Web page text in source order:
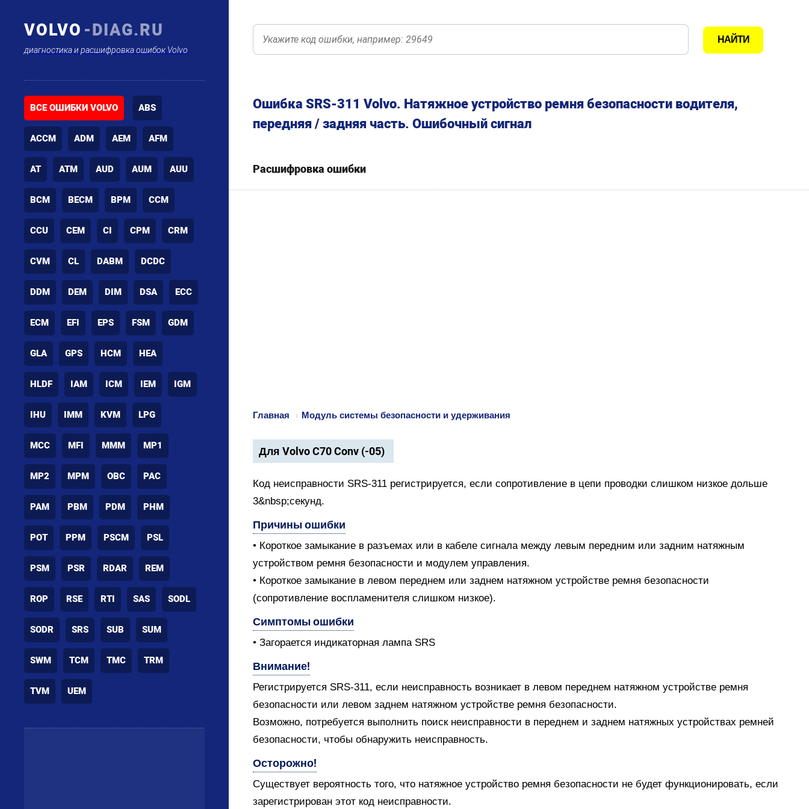
VOLVO -DIAG.RU
диагностика и расшифровка ошибок Volvo
ВСЕ ОШИБКИ VOLVO ABS
ACCM ADM AEM AFM
AT ATM AUD AUM AUU
BCM BECM BPM CCM
CCU CEM CI CPM CRM
CVM CL DABM DCDC
DDM DEM DIM DSA ECC
ECM EFI EPS FSM GDM
GLA GPS HCM HEA
HLDF IAM ICM IEM IGM
IHU IMM KVM LPG
MCC MFI MMM MP1
MP2 MPM OBC PAC
PAM PBM PDM PHM
POT PPM PSCM PSL
PSM PSR RDAR REM
ROP RSE RTI SAS SODL
SODR SRS SUB SUM
SWM TCM TMC TRM
TVM UEM
Ошибка SRS-311 Volvo. Натяжное устройство ремня безопасности водителя,
передняя / задняя часть. Ошибочный сигнал
Расшифровка ошибки
Главная › Модуль системы безопасности и удерживания
Для Volvo C70 Conv (-05)
Код неисправности SRS-311 регистрируется, если сопротивление в цепи проводки слишком низкое дольше
3&nbsp;секунд.
Причины ошибки
• Короткое замыкание в разъемах или в кабеле сигнала между левым передним или задним натяжным
устройством ремня безопасности и модулем управления.
• Короткое замыкание в левом переднем или заднем натяжном устройстве ремня безопасности
(сопротивление воспламенителя слишком низкое).
Симптомы ошибки
• Загорается индикаторная лампа SRS
Внимание!
Регистрируется SRS-311, если неисправность возникает в левом переднем натяжном устройстве ремня
безопасности или левом заднем натяжном устройстве ремня безопасности.
Возможно, потребуется выполнить поиск неисправности в переднем и заднем натяжных устройствах ремней
безопасности, чтобы обнаружить неисправность.
Осторожно!
Существует вероятность того, что натяжное устройство ремня безопасности не будет функционировать, если
зарегистрирован этот код неисправности.